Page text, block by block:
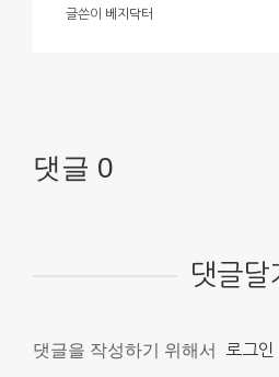
글쓴이 베지닥터
댓글 0
댓글달
댓글을 작성하기 위해서 로그인